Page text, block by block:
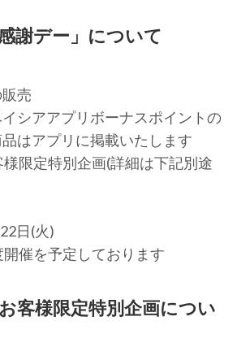
謝デー」について
売
イシアアプリボーナスポイントの
アプリに掲載いたします
様限定特別企画(詳細は下記別途
日(火)
催を予定しております
客様限定特別企画につい